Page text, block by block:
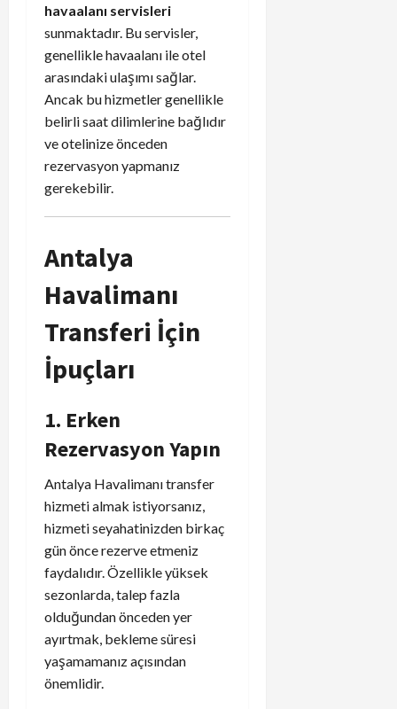
havaalanı servisleri
sunmaktadır. Bu servisler,
genellikle havaalanı ile otel
arasındaki ulaşımı sağlar.
Ancak bu hizmetler genellikle
belirli saat dilimlerine bağlıdır
ve otelinize önceden
rezervasyon yapmanız
gerekebilir.
Antalya
Havalimanı
Transferi İçin
İpuçları
1. Erken
Rezervasyon Yapın
Antalya Havalimanı transfer
hizmeti almak istiyorsanız,
hizmeti seyahatinizden birkaç
gün önce rezerve etmeniz
faydalıdır. Özellikle yüksek
sezonlarda, talep fazla
olduğundan önceden yer
ayırtmak, bekleme süresi
yaşamamanız açısından
önemlidir.